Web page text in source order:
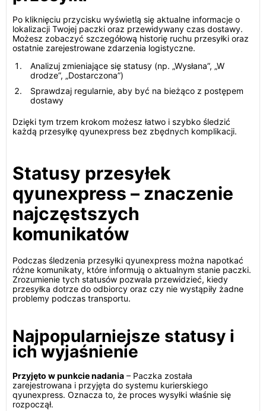
Po kliknięciu przycisku wyświetlą się aktualne informacje o
lokalizacji Twojej paczki oraz przewidywany czas dostawy.
Możesz zobaczyć szczegółową historię ruchu przesyłki oraz
ostatnie zarejestrowane zdarzenia logistyczne.
Analizuj zmieniające się statusy (np. „Wysłana”, „W
drodze”, „Dostarczona”)
Sprawdzaj regularnie, aby być na bieżąco z postępem
dostawy
Dzięki tym trzem krokom możesz łatwo i szybko śledzić
każdą przesyłkę qyunexpress bez zbędnych komplikacji.
Statusy przesyłek
qyunexpress – znaczenie
najczęstszych
komunikatów
Podczas śledzenia przesyłki qyunexpress można napotkać
różne komunikaty, które informują o aktualnym stanie paczki.
Zrozumienie tych statusów pozwala przewidzieć, kiedy
przesyłka dotrze do odbiorcy oraz czy nie wystąpiły żadne
problemy podczas transportu.
Najpopularniejsze statusy i
ich wyjaśnienie
Przyjęto w punkcie nadania – Paczka została
zarejestrowana i przyjęta do systemu kurierskiego
qyunexpress. Oznacza to, że proces wysyłki właśnie się
rozpoczął.